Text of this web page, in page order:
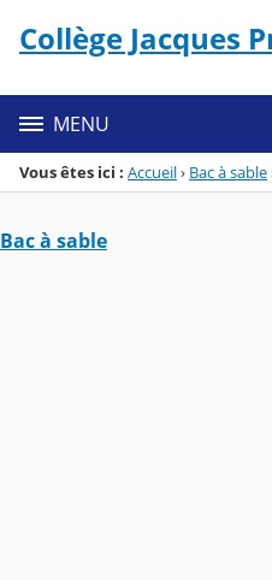
Menu de la rubrique
Contenu
Collège Jacques
MENU
Vous êtes ici : Accueil› Bac à sable
Bac à sable